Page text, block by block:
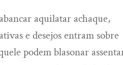
aquilatar achaque,
e desejos entram sobre
podem blasonar